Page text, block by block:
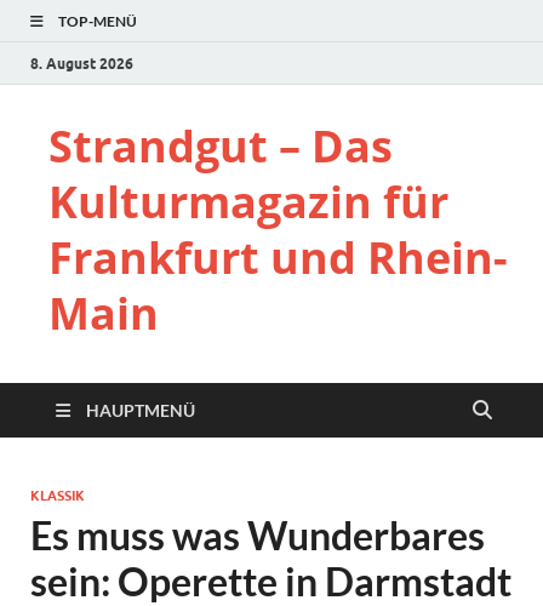
TOP-MENÜ
8. August 2026
Strandgut – Das
Kulturmagazin für
Frankfurt und Rhein-
Main
HAUPTMENÜ
KLASSIK
Es muss was Wunderbares
sein: Operette in Darmstadt